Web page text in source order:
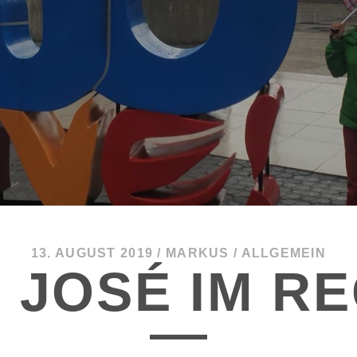
13. AUGUST 2019 / MARKUS / ALLGEMEIN
JOSÉ IM